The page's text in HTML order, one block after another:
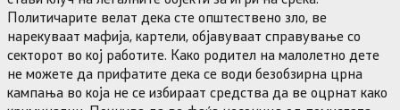
Политичарите велат дека сте општествено зло, ве
нарекуваат мафија, картели, објавуваат справување со
секторот во кој работите. Како родител на малолетно дете
не можете да прифатите дека се води безобзирна црна
кампања во која не се избираат средства да ве оцрнат како